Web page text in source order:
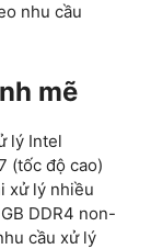
nhu cầu
mẽ
lý Intel
(tốc độ cao)
xử lý nhiều
DDR4 non-
cầu xử lý